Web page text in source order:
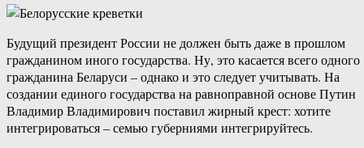
Будущий президент России не должен быть даже в прошлом
гражданином иного государства. Ну, это касается всего одного
гражданина Беларуси – однако и это следует учитывать. На
создании единого государства на равноправной основе Путин
Владимир Владимирович поставил жирный крест: хотите
интегрироваться – семью губерниями интегрируйтесь.